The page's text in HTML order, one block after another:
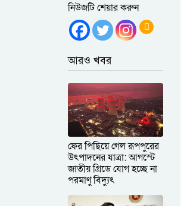
নিউজটি শেয়ার করুন
আরও খবর
ফের পিছিয়ে গেল রূপপুরের
উৎপাদনের যাত্রা: আগস্টে
জাতীয় গ্রিডে যোগ হচ্ছে না
পরমাণু বিদ্যুৎ